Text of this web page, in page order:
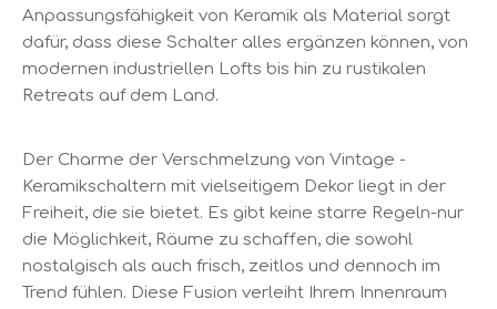
Anpassungsfähigkeit von Keramik als Material sorgt
dafür, dass diese Schalter alles ergänzen können, von
modernen industriellen Lofts bis hin zu rustikalen
Retreats auf dem Land.
Der Charme der Verschmelzung von Vintage -
Keramikschaltern mit vielseitigem Dekor liegt in der
Freiheit, die sie bietet. Es gibt keine starre Regeln-nur
die Möglichkeit, Räume zu schaffen, die sowohl
nostalgisch als auch frisch, zeitlos und dennoch im
Trend fühlen. Diese Fusion verleiht Ihrem Innenraum